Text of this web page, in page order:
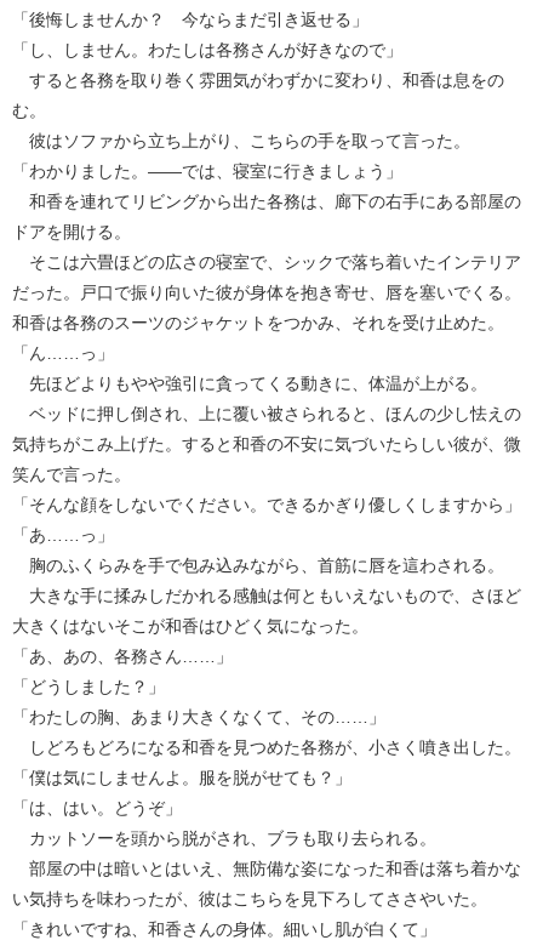
「後悔しませんか？ 今ならまだ引き返せる」
「し、しません。わたしは各務さんが好きなので」
すると各務を取り巻く雰囲気がわずかに変わり、和香は息をの
む。
彼はソファから立ち上がり、こちらの手を取って言った。
「わかりました。――では、寝室に行きましょう」
和香を連れてリビングから出た各務は、廊下の右手にある部屋の
ドアを開ける。
そこは六畳ほどの広さの寝室で、シックで落ち着いたインテリア
だった。戸口で振り向いた彼が身体を抱き寄せ、唇を塞いでくる。
和香は各務のスーツのジャケットをつかみ、それを受け止めた。
「ん……っ」
先ほどよりもやや強引に貪ってくる動きに、体温が上がる。
ベッドに押し倒され、上に覆い被さられると、ほんの少し怯えの
気持ちがこみ上げた。すると和香の不安に気づいたらしい彼が、微
笑んで言った。
「そんな顔をしないでください。できるかぎり優しくしますから」
「あ……っ」
胸のふくらみを手で包み込みながら、首筋に唇を這わされる。
大きな手に揉みしだかれる感触は何ともいえないもので、さほど
大きくはないそこが和香はひどく気になった。
「あ、あの、各務さん……」
「どうしました？」
「わたしの胸、あまり大きくなくて、その……」
しどろもどろになる和香を見つめた各務が、小さく噴き出した。
「僕は気にしませんよ。服を脱がせても？」
「は、はい。どうぞ」
カットソーを頭から脱がされ、ブラも取り去られる。
部屋の中は暗いとはいえ、無防備な姿になった和香は落ち着かな
い気持ちを味わったが、彼はこちらを見下ろしてささやいた。
「きれいですね、和香さんの身体。細いし肌が白くて」